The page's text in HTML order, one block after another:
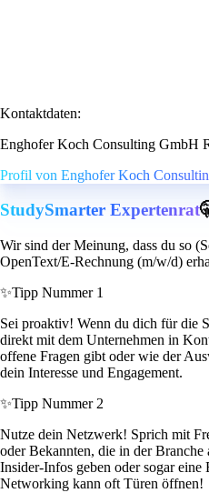
Kontaktdaten:
Enghofer Koch Consulting GmbH
Profil von Enghofer Koch
StudySmarter Expertenrat
Wir sind der Meinung, dass du so
OpenText/E-Rechnung (m/w/d)
✨Tipp Nummer 1
Sei proaktiv! Wenn du dich für die
direkt mit dem Unternehmen in
offene Fragen gibt oder wie der
dein Interesse und Engagement.
✨Tipp Nummer 2
Nutze dein Netzwerk! Sprich mit
oder Bekannten, die in der
Insider-Infos geben oder sogar eine
Networking kann oft Türen öffnen!